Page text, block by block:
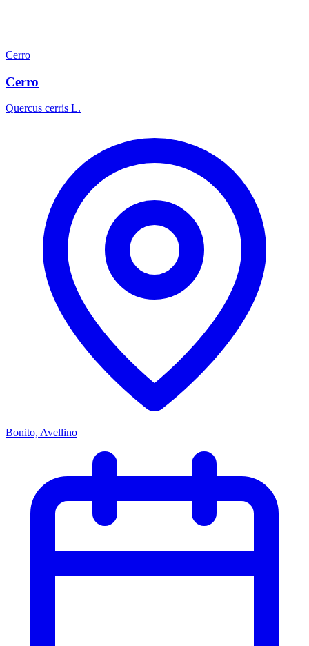
Cerro
Cerro
Quercus cerris L.
Bonito, Avellino